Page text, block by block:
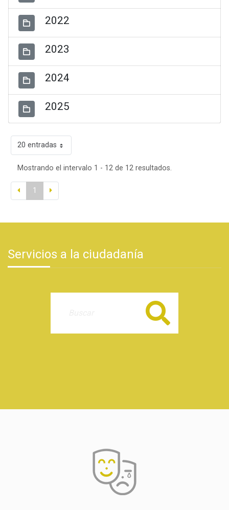
2022
2023
2024
2025
20 entradas
Mostrando el intervalo 1 - 12 de 12 resultados.
1
Servicios a la ciudadanía
Buscar